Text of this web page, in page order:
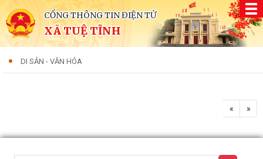
CỔNG THÔNG TIN ĐIỆN TỬ
XÃ TUỆ TĨNH
DI SẢN - VĂN HÓA
« »